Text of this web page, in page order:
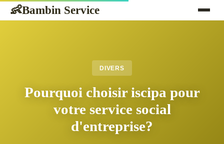
👶Bambin Service
DIVERS
Pourquoi choisir iscipa pour
votre service social
d'entreprise?